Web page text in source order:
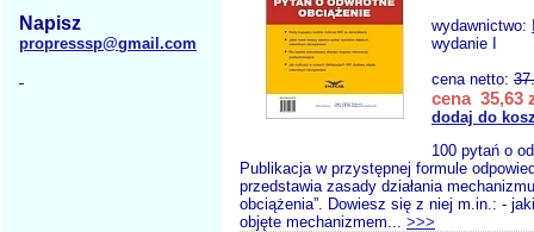
Napisz
propresssp@gmail.com
wydawnictwo:
wydanie I
cena netto:
cena 35,63
dodaj do
100 pytań o
Publikacja w przystępnej formule
przedstawia zasady działania
obciążenia”. Dowiesz się z niej m.in.: -
objęte mechanizmem... >>>